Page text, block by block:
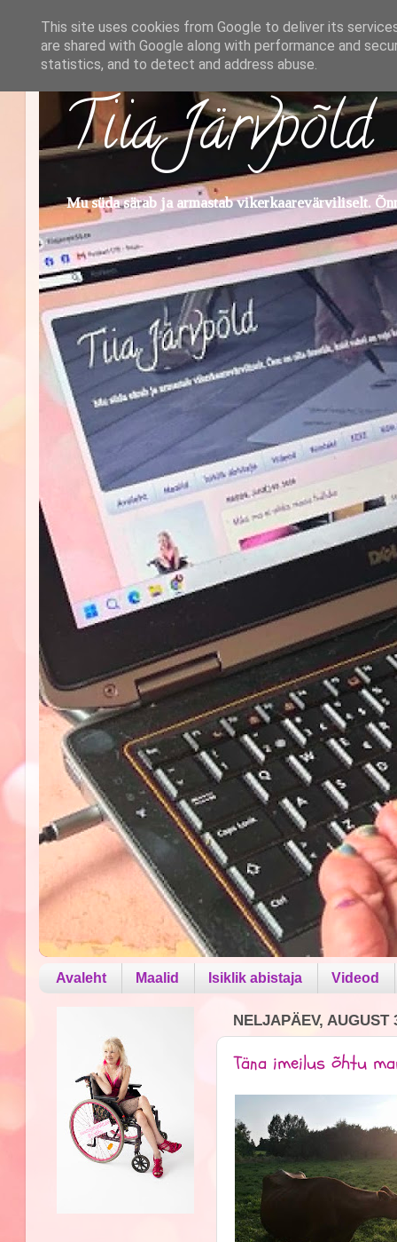
Tiia Järvpõld
Mu süda särab ja armastab vikerkaarevärviliselt.
Avaleht Maalid Isiklik abistaja Videod
NELJAPÄEV, AUGUST
Täna imeilus õhtu
This site uses cookies from Google to deliver its
are shared with Google along with performance and
statistics, and to detect and address abuse.